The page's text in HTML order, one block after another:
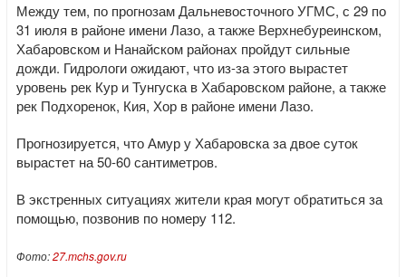
Между тем, по прогнозам Дальневосточного УГМС, с 29 по
31 июля в районе имени Лазо, а также Верхнебуреинском,
Хабаровском и Нанайском районах пройдут сильные
дожди. Гидрологи ожидают, что из-за этого вырастет
уровень рек Кур и Тунгуска в Хабаровском районе, а также
рек Подхоренок, Кия, Хор в районе имени Лазо.
Прогнозируется, что Амур у Хабаровска за двое суток
вырастет на 50-60 сантиметров.
В экстренных ситуациях жители края могут обратиться за
помощью, позвонив по номеру 112.
Фото:27.mchs.gov.ru